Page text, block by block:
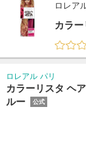
ロレア
カラ
ロレアル パリ
カラーリスタ ヘ
ルー
公式